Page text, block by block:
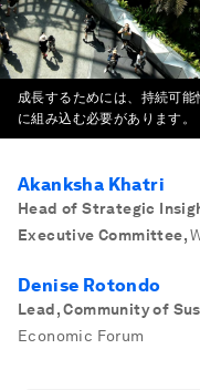
成長するためには、持続可
に組み込む必要があります。
Akanksha Khatri
Head of Strategic
Executive Committee,
Denise Rotondo
Lead, Community of
Economic Forum